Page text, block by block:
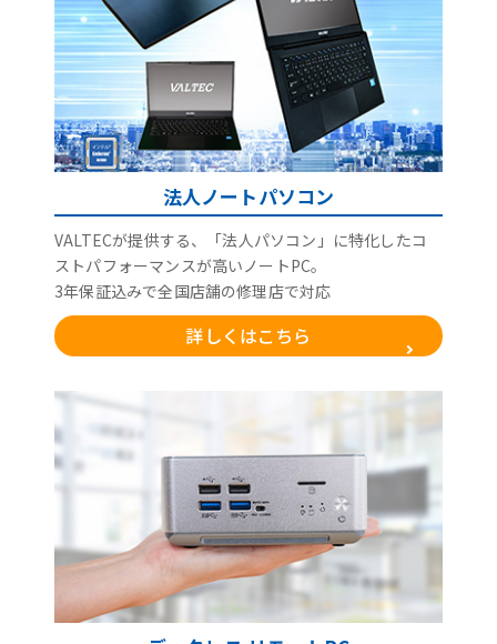
法人ノートパソコン
VALTECが提供する、「法人パソコン」に特化したコ
ストパフォーマンスが高いノートPC。
3年保証込みで全国店舗の修理店で対応
詳しくはこちら